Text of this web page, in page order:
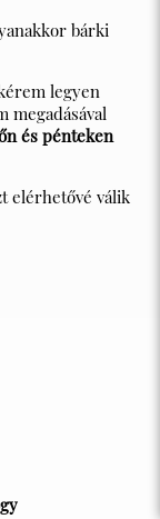
bárki
legyen
megadásával
és pénteken
elérhetővé válik